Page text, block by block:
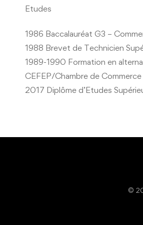
Etudes
1986 Baccalauréat G3 –
1988 Brevet de Technicien
1989-1990 Formation en
CEFEP/Chambre de Commerce
2017 Diplôme d’Etudes
©